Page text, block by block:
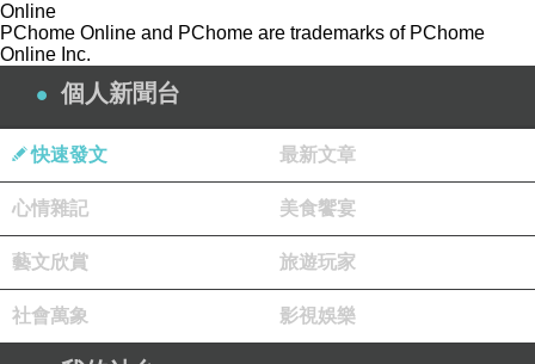
Online
PChome Online and PChome are trademarks of PChome
Online Inc.
個人新聞台
快速發文 最新文章
心情雜記 美食饗宴
藝文欣賞 旅遊玩家
社會萬象 影視娛樂